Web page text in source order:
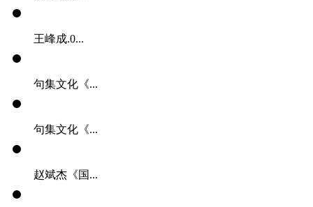
王峰成.0...
句集文化《...
句集文化《...
赵斌杰《国...